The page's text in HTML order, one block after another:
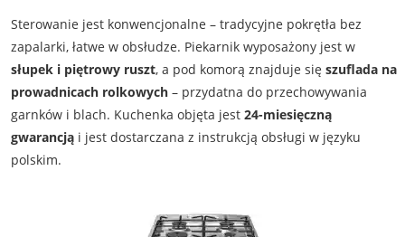
Sterowanie jest konwencjonalne – tradycyjne pokrętła bez
zapalarki, łatwe w obsłudze. Piekarnik wyposażony jest w
słupek i piętrowy ruszt, a pod komorą znajduje się szuflada na
prowadnicach rolkowych– przydatna do przechowywania
garnków i blach. Kuchenka objęta jest 24-miesięczną
gwarancjąi jest dostarczana z instrukcją obsługi w języku
polskim.